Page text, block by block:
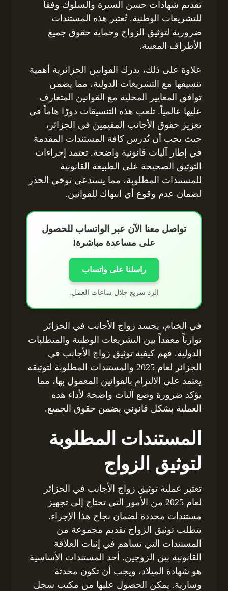
تقديم شهادات حسن السيرة والسلوك وفقاً
للتشريعات الوطنية. تُعتبر هذه المستندات
ضرورية لتوثيق الزواج وحماية حقوق جميع
الأطراف المعنية.
علاوة على ذلك، يدرك القوانين الجزائرية أهمية
تنسيقها مع التشريعات الدولية، مما يضمن
توافق المعايير المحلية مع القوانين المتعارف
عليها عالمياً. تلعب هذه التنسيقات دورًا هاماً في
تعزيز حقوق الأجانب المقيمين في الجزائر،
حيث يجب أن تُدرس كافة المستندات المقدمة
في إطار آليات قانونية واضحة. تعتمد إجراءات
التوثيق الصحيحة على الطبيعة القانونية
للمستندات المطلوبة، مما يستدعي توخي الحذر
لضمان عدم وقوع أي انتهاك للقوانين.
تواصل معنا الآن عبر الواتساب للحصول
على مساعدة مباشرة!
راسلنا على واتساب
الرد سريع خلال ساعات العمل.
في الختام، يجسد زواج الأجانب في الجزائر
توازناً معقداً بين التشريعات الوطنية والمتطلبات
الدولية. فهم كيفية توثيق زواج الأجانب في
الجزائر لعام 2025 والمستندات المطلوبة لتوثيقه
يعتمد على الالتزام بالقوانين المعمول بها، مما
يؤكد ضرورة وضع آليات واضحة لأداء هذه
العملية بشكل قانوني يضمن حقوق الجميع.
المستندات المطلوبة
لتوثيق الزواج
تعتبر عملية توثيق زواج الأجانب في الجزائر
لعام 2025 من الأمور التي تحتاج إلى تجهيز
مستندات محددة لضمان نجاح هذا الإجراء.
يتطلب توثيق الزواج تقديم مجموعة من
المستندات التي تساهم في إثبات العلاقة
القانونية بين الزوجين. أحد المستندات الأساسية
هو شهادة الميلاد، ويجب أن تكون محدثة
وسارية. يمكن الحصول عليها من مكتب سجل